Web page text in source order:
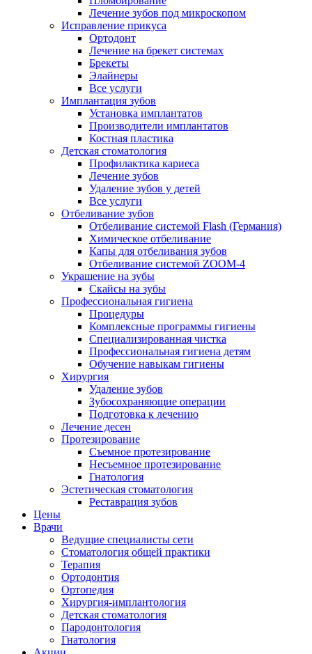
Лечение зубов под микроскопом
Исправление прикуса
Ортодонт
Лечение на брекет системах
Брекеты
Элайнеры
Все услуги
Имплантация зубов
Установка имплантатов
Производители имплантатов
Костная пластика
Детская стоматология
Профилактика кариеса
Лечение зубов
Удаление зубов у детей
Все услуги
Отбеливание зубов
Отбеливание системой Flash (Германия)
Химическое отбеливание
Капы для отбеливания зубов
Отбеливание системой ZOOM-4
Украшение на зубы
Скайсы на зубы
Профессиональная гигиена
Процедуры
Комплексные программы гигиены
Специализированная чистка
Профессиональная гигиена детям
Обучение навыкам гигиены
Хирургия
Удаление зубов
Зубосохраняющие операции
Подготовка к лечению
Лечение десен
Протезирование
Съемное протезирование
Несъемное протезирование
Гнатология
Эстетическая стоматология
Реставрация зубов
Цены
Врачи
Ведущие специалисты сети
Стоматология общей практики
Терапия
Ортодонтия
Ортопедия
Хирургия-имплантология
Детская стоматология
Пародонтология
Гнатология